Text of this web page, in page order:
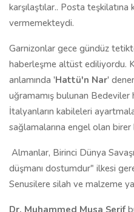
karşılaştılar.. Posta teşkilatına
vermemekteydi.
Garnizonlar gece gündüz
haberleşme altüst ediliyordu.
anlamında 'Hattü'n Nar'
uğramamış bulunan
İtalyanların kabileleri
sağlamalarına engel olan birer
Almanlar, Birinci Dünya
düşmanı dostumdur" ilkesi
Senusilere silah ve malzeme
Dr. Muhammed Musa Şerif